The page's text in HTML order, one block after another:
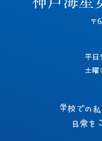
〒
平日
土